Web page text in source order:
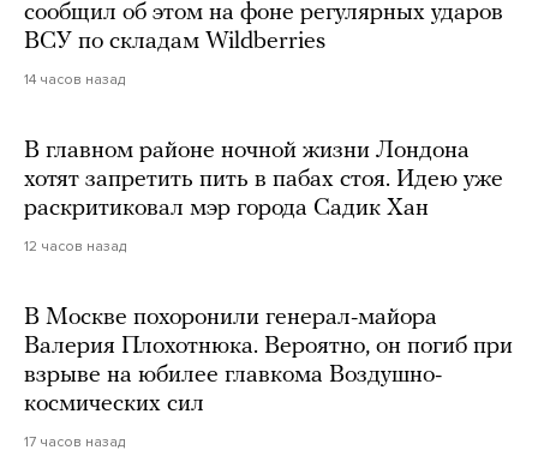
сообщил об этом на фоне регулярных ударов
ВСУ по складам Wildberries
14 часов назад
В главном районе ночной жизни Лондона
хотят запретить пить в пабах стоя. Идею уже
раскритиковал мэр города Садик Хан
12 часов назад
В Москве похоронили генерал-майора
Валерия Плохотнюка. Вероятно, он погиб при
взрыве на юбилее главкома Воздушно-
космических сил
17 часов назад